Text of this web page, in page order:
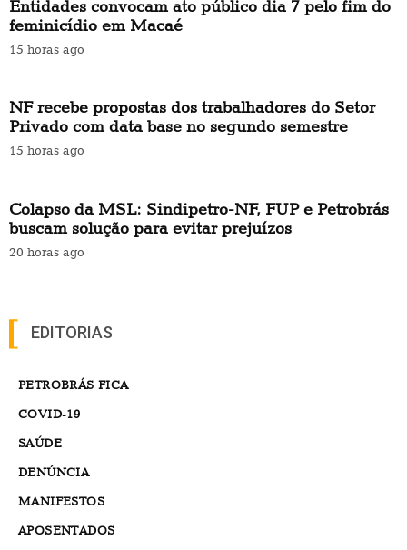
Entidades convocam ato público dia 7 pelo fim do
feminicídio em Macaé
15 horas ago
NF recebe propostas dos trabalhadores do Setor
Privado com data base no segundo semestre
15 horas ago
Colapso da MSL: Sindipetro-NF, FUP e Petrobrás
buscam solução para evitar prejuízos
20 horas ago
EDITORIAS
PETROBRÁS FICA
COVID-19
SAÚDE
DENÚNCIA
MANIFESTOS
APOSENTADOS